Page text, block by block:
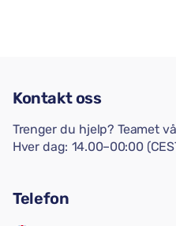
Kontakt oss
Trenger du hjelp? Teamet
Hver dag: 14.00–00:00
Telefon